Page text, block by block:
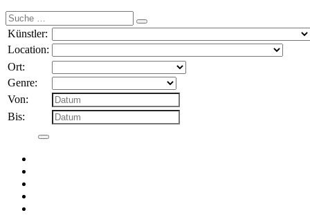
Suche
nach:
Künstler:
Location:
Ort:
Genre:
Von:
Bis: